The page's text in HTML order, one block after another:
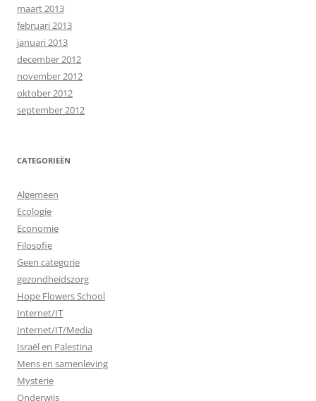
maart 2013
februari 2013
januari 2013
december 2012
november 2012
oktober 2012
september 2012
CATEGORIEËN
Algemeen
Ecologie
Economie
Filosofie
Geen categorie
gezondheidszorg
Hope Flowers School
Internet/IT
Internet/IT/Media
Israël en Palestina
Mens en samenleving
Mysterie
Onderwijs